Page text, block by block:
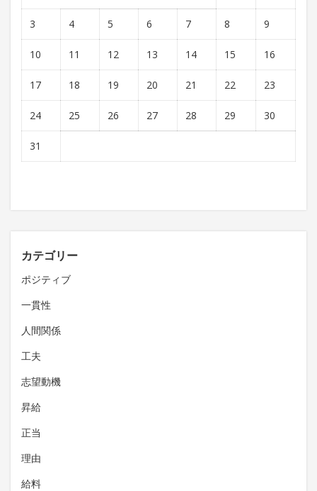
3 4 5 6 7 8 9
10 11 12 13 14 15 16
17 18 19 20 21 22 23
24 25 26 27 28 29 30
31
カテゴリー
ポジティブ
一貫性
人間関係
工夫
志望動機
昇給
正当
理由
給料